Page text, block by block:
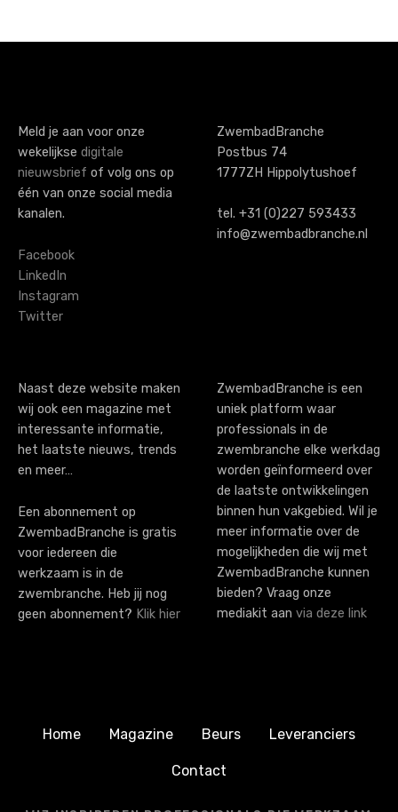
o
s
n
a
i
g
a
i
o
n
Meld je aan voor onze
wekelijkse digitale
nieuwsbrief of volg ons op
één van onze social media
kanalen.
Facebook
LinkedIn
Instagram
Twitter
ZwembadBranche
Postbus 74
1777ZH Hippolytushoef
tel. +31 (0)227 593433
info@zwembadbranche.nl
Naast deze website maken
wij ook een magazine met
interessante informatie,
het laatste nieuws, trends
en meer…
Een abonnement op
ZwembadBranche is gratis
voor iedereen die
werkzaam is in de
zwembranche. Heb jij nog
geen abonnement? Klik hier
ZwembadBranche is een
uniek platform waar
professionals in de
zwembranche elke werkdag
worden geïnformeerd over
de laatste ontwikkelingen
binnen hun vakgebied. Wil je
meer informatie over de
mogelijkheden die wij met
ZwembadBranche kunnen
bieden? Vraag onze
mediakit aan via deze link
Home Magazine Beurs Leveranciers
Contact